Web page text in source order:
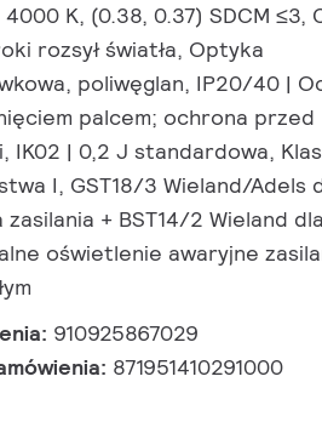
K, (0.38, 0.37) SDCM ≤3,
rozsył światła, Optyka
poliwęglan, IP20/40 |
palcem; ochrona przed
IK02 | 0,2 J standardowa,
I, GST18/3 Wieland/Adels
zasilania + BST14/2 Wieland
oświetlenie awaryjne
910925867029
871951410291000